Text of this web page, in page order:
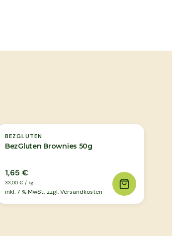
BEZGLUTEN
BezGluten Brownies 50g
1,65 €
33,00 € / kg
inkl.7 % MwSt., zzgl. Versandkosten